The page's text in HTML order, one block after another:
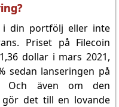
i din portfölj eller inte
Priset på Filecoin
dollar i mars 2021,
sedan lanseringen på
Och även om den
det till en lovande